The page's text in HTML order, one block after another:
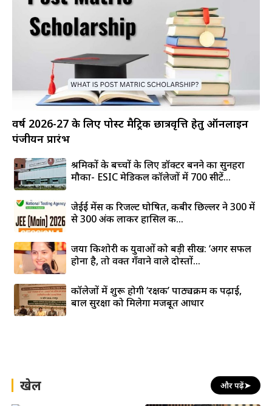
वर्ष 2026-27 के लिए पोस्ट मैट्रिक छात्रवृत्ति हेतु ऑनलाइन
पंजीयन प्रारंभ
श्रमिकों के बच्चों के लिए डॉक्टर बनने का सुनहरा
मौका- ESIC मेडिकल कॉलेजों में 700 सीटें...
जेईई मेंस की रिजल्ट घोषित, कबीर छिल्लर ने 300 में
से 300 अंक लाकर हासिल की...
जया किशोरी की युवाओं को बड़ी सीख: ‘अगर सफल
होना है, तो वक्त गँवाने वाले दोस्तों...
कॉलेजों में शुरू होगी ‘रक्षक’ पाठ्यक्रम की पढ़ाई,
बाल सुरक्षा को मिलेगा मजबूत आधार
खेल और पढ़ें➤